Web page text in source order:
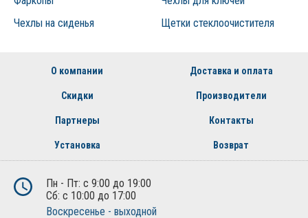
Чехлы на сиденья
Щетки стеклоочистителя
О компании Доставка и оплата
Скидки Производители
Партнеры Контакты
Установка Возврат
Пн - Пт: с 9:00 до 19:00
Сб: с 10:00 до 17:00
Воскресенье - выходной